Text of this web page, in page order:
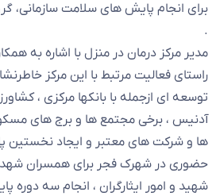
برای انجام پایش های سلامت سازمانی،
.
مدیر مرکز درمان در منزل با اشاره به
راستای فعالیت مرتبط با این مرکز
توسعه ای ازجمله با بانکها مرکزی ،
آدنیس ، برخی مجتمع ها و برج های
ها و شرکت های معتبر و ایجاد نخستین
حضوری در شهرک فجر برای همسران شهدا
شهید و امور ایثارگران ، انجام سه دوره